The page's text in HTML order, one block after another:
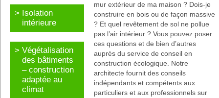
Isolation
intérieure
Végétalisation
des bâtiments
– construction
adaptée au
climat
mur extérieur de ma maison ? Dois-je
construire en bois ou de façon massive
? Et quel revêtement de sol ne pollue
pas l’air intérieur ? Vous pouvez poser
ces questions et de bien d’autres
auprès du service de conseil en
construction écologique. Notre
architecte fournit des conseils
indépendants et compétents aux
particuliers et aux professionnels sur